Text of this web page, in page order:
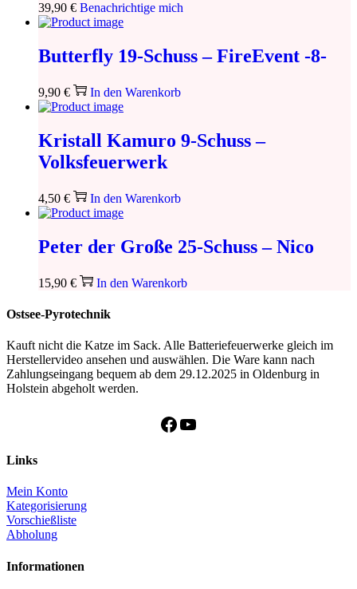
39,90 € Benachrichtige mich
Butterfly 19-Schuss – FireEvent -8-
9,90 € In den Warenkorb
Kristall Kamuro 9-Schuss –
Volksfeuerwerk
4,50 € In den Warenkorb
Peter der Große 25-Schuss – Nico
15,90 € In den Warenkorb
Ostsee-Pyrotechnik
Kauft nicht die Katze im Sack. Alle Batteriefeuerwerke gleich im
Herstellervideo ansehen und auswählen. Die Ware kann nach
Zahlungseingang bequem ab dem 29.12.2025 in Oldenburg in
Holstein abgeholt werden.
Facebook
YouTube
Links
Mein Konto
Kategorisierung
Vorschießliste
Abholung
Informationen